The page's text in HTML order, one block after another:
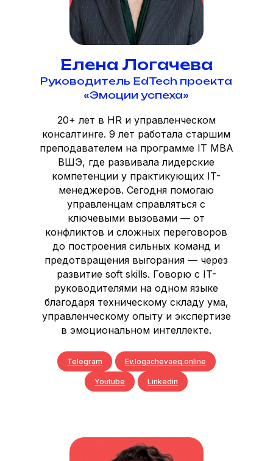
Елена Логачева
Руководитель EdTech проекта
«Эмоции успеха»
20+ лет в HR и управленческом
консалтинге. 9 лет работала старшим
преподавателем на программе IT MBA
ВШЭ, где развивала лидерские
компетенции у практикующих IT-
менеджеров. Сегодня помогаю
управленцам справляться с
ключевыми вызовами — от
конфликтов и сложных переговоров
до построения сильных команд и
предотвращения выгорания — через
развитие soft skills. Говорю с IT-
руководителями на одном языке
благодаря техническому складу ума,
управленческому опыту и экспертизе
в эмоциональном интеллекте.
Telegram Ev.logachevaeq.online
Youtube Linkedin